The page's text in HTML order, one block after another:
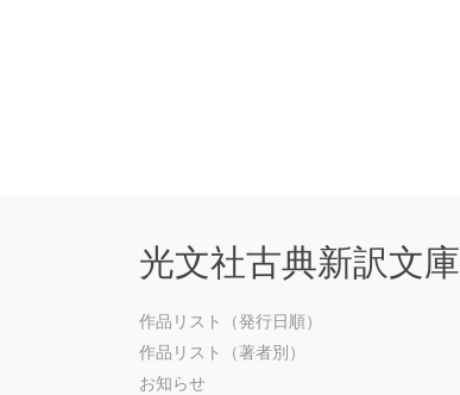
光文社古典新訳文庫
作品リスト（発行日順）
作品リスト（著者別）
お知らせ